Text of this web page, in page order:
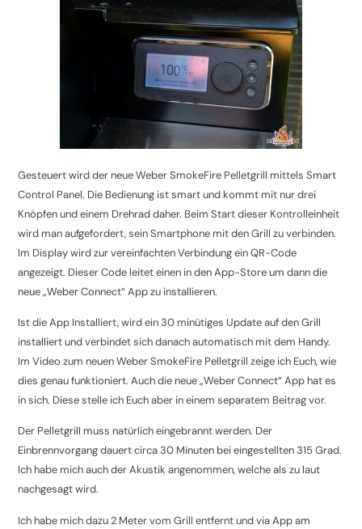
Gesteuert wird der neue Weber SmokeFire Pelletgrill mittels Smart
Control Panel. Die Bedienung ist smart und kommt mit nur drei
Knöpfen und einem Drehrad daher. Beim Start dieser Kontrolleinheit
wird man aufgefordert, sein Smartphone mit den Grill zu verbinden.
Im Display wird zur vereinfachten Verbindung ein QR-Code
angezeigt. Dieser Code leitet einen in den App-Store um dann die
neue „Weber Connect“ App zu installieren.
Ist die App Installiert, wird ein 30 minütiges Update auf den Grill
installiert und verbindet sich danach automatisch mit dem Handy.
Im Video zum neuen Weber SmokeFire Pelletgrill zeige ich Euch, wie
dies genau funktioniert. Auch die neue „Weber Connect“ App hat es
in sich. Diese stelle ich Euch aber in einem separatem Beitrag vor.
Der Pelletgrill muss natürlich eingebrannt werden. Der
Einbrennvorgang dauert circa 30 Minuten bei eingestellten 315 Grad.
Ich habe mich auch der Akustik angenommen, welche als zu laut
nachgesagt wird.
Ich habe mich dazu 2 Meter vom Grill entfernt und via App am